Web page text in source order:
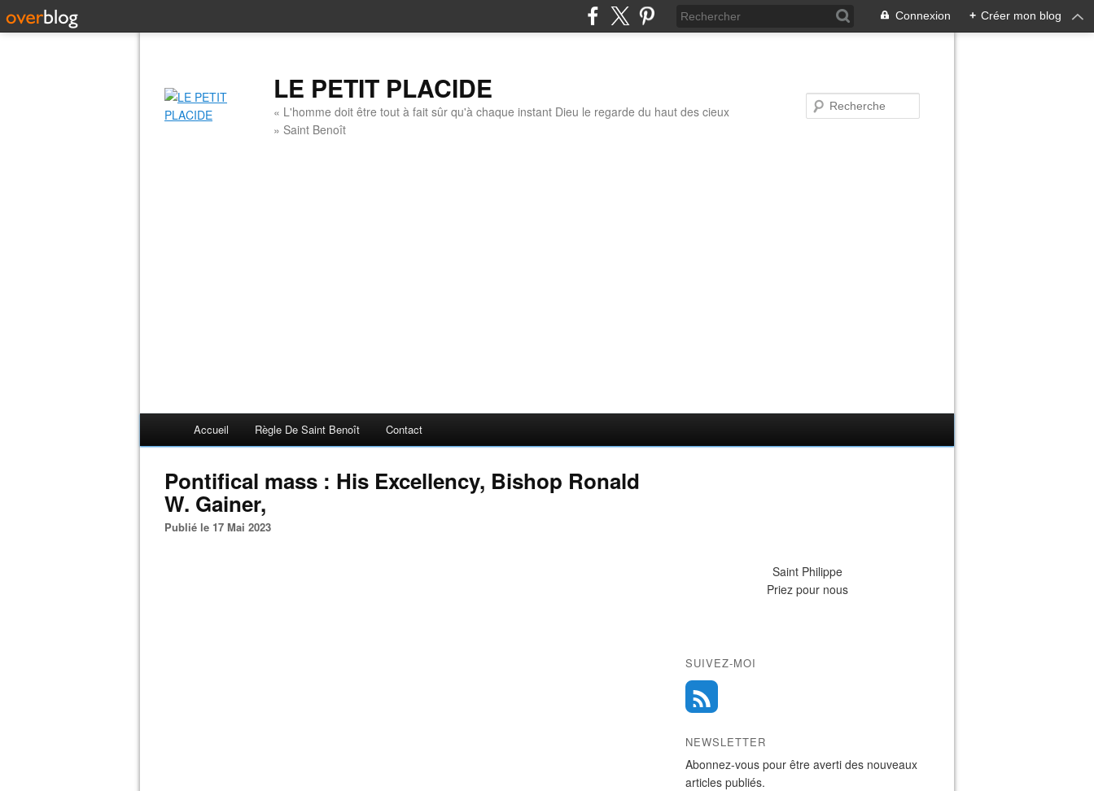
Connexion + Créer mon blog
LE PETIT PLACIDE
« L'homme doit être tout à fait sûr qu'à chaque instant Dieu le regarde du haut des cieux
» Saint Benoît
Accueil Règle De Saint Benoît Contact
Pontifical mass : His Excellency, Bishop Ronald
W. Gainer,
Publié le 17 Mai 2023
Saint Philippe
Priez pour nous
SUIVEZ-MOI
NEWSLETTER
Abonnez-vous pour être averti des nouveaux
articles publiés.